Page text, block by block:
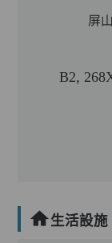
屏
B2,
生活設施